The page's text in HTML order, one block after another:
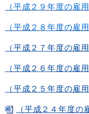
（平成２９年度の雇
（平成２８年度の雇
（平成２７年度の雇
（平成２６年度の雇
（平成２５年度の雇
（平成２４年度の